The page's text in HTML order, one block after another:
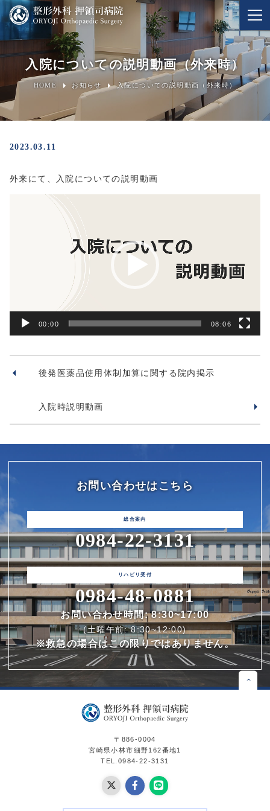
入院についての説明動画（外来時）
HOME お知らせ 入院についての説明動画（外来時）
2023.03.11
外来にて、入院についての説明動画
00:00 08:06
後発医薬品使用体制加算に関する院内掲示
入院時説明動画
お問い合わせはこちら
0984-22-3131
0984-48-0881
お問い合わせ時間: 8:30~17:00
(土曜午前: 8:30~12:00)
※救急の場合はこの限りではありません。
〒886-0004
宮崎県小林市細野162番地1
TEL.0984-22-3131